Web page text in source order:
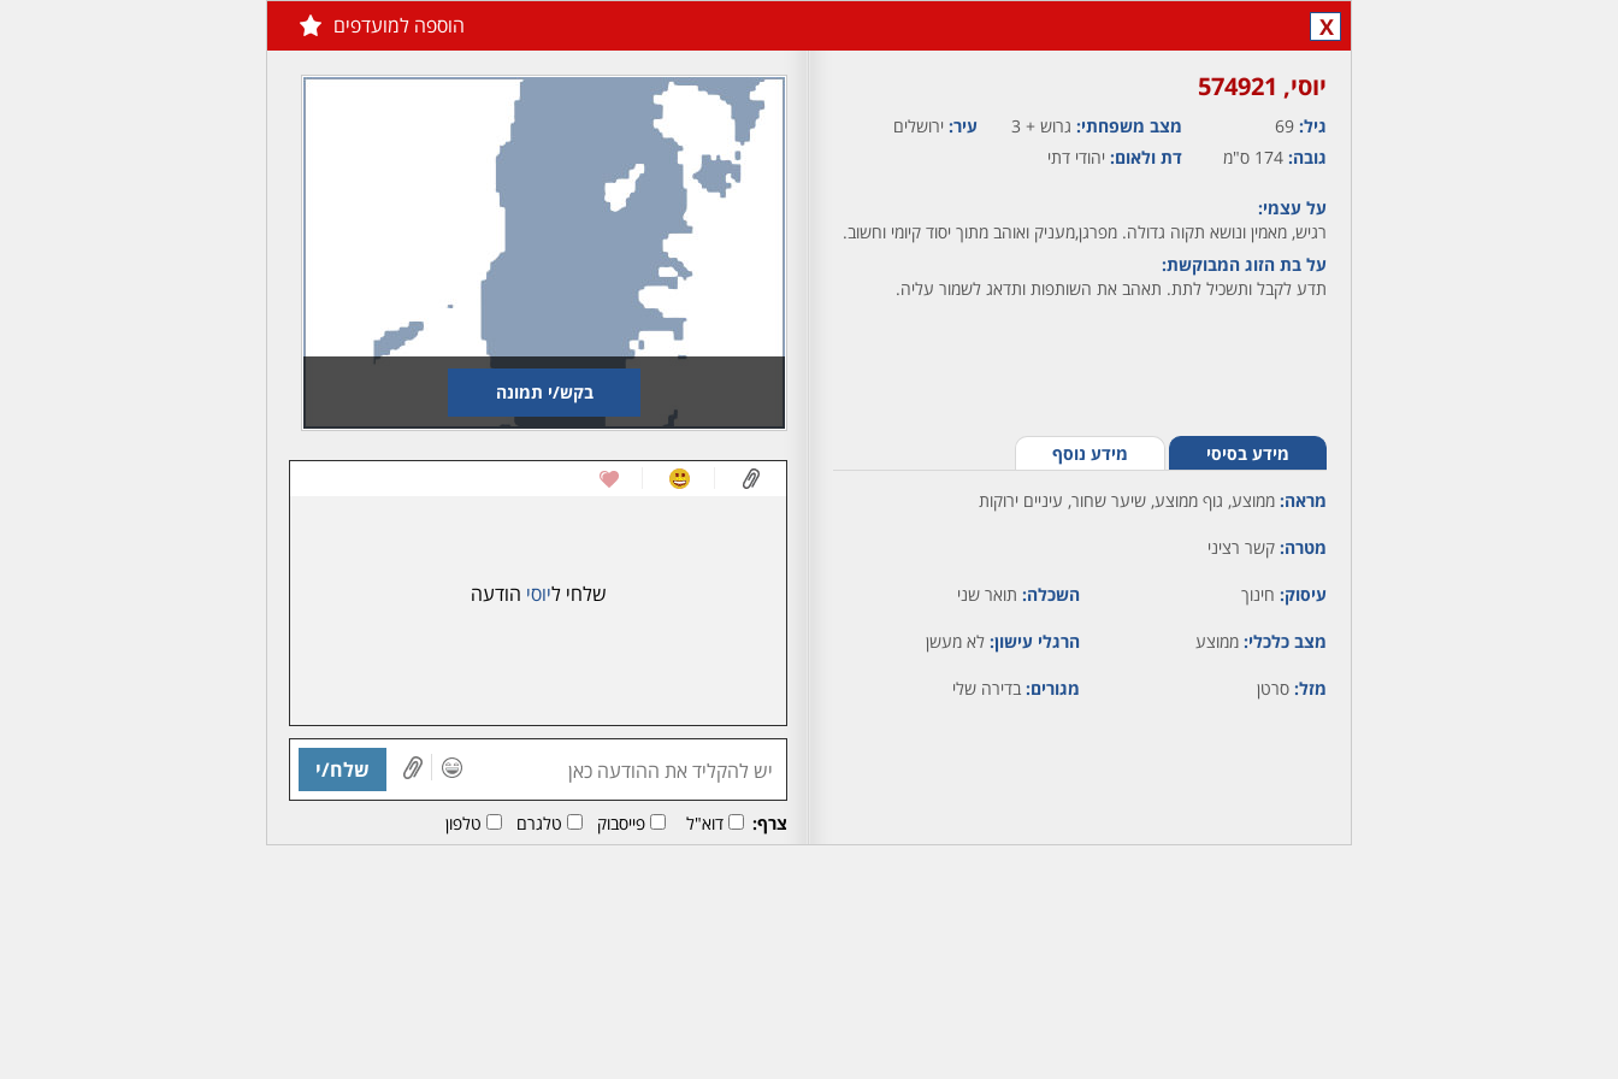
X הוספה למועדפים
יוסי,‏ 574921
גיל: 69 מצב משפחתי: גרוש + 3 עיר: ירושלים
גובה: 174 ס"מ דת ולאום: יהודי דתי
על עצמי:
רגיש, מאמין ונושא תקוה גדולה. מפרגן,מעניק ואוהב מתוך יסוד קיומי וחשוב.
על בת הזוג המבוקשת:
תדע לקבל ותשכיל לתת. תאהב את השותפות ותדאג לשמור עליה.
מידע בסיסי מידע נוסף
מראה: ממוצע, גוף ממוצע, שיער שחור, עיניים ירוקות
מטרה: קשר רציני
עיסוק: חינוך השכלה: תואר שני
מצב כלכלי: ממוצע הרגלי עישון: לא מעשן
מזל: סרטן מגורים: בדירה שלי
בקש/י תמונה
שלחי ליוסי הודעה
שלח/י
צרף: דוא"ל פייסבוק טלגרם טלפון